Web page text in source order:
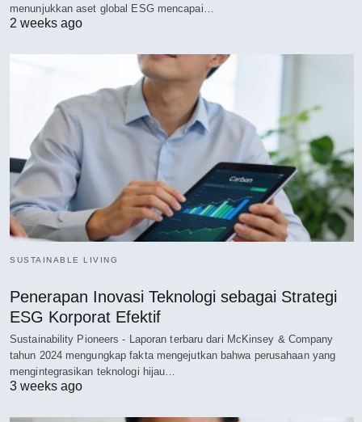
menunjukkan aset global ESG mencapai…
2 weeks ago
SUSTAINABLE LIVING
Penerapan Inovasi Teknologi sebagai Strategi
ESG Korporat Efektif
Sustainability Pioneers - Laporan terbaru dari McKinsey & Company
tahun 2024 mengungkap fakta mengejutkan bahwa perusahaan yang
mengintegrasikan teknologi hijau…
3 weeks ago